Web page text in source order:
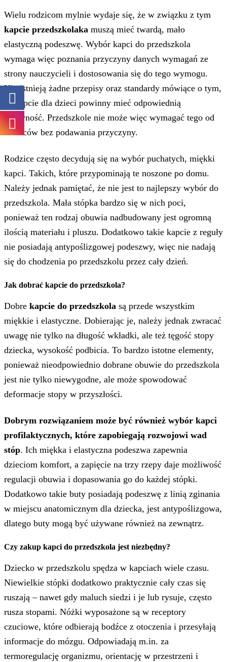
Wielu rodzicom mylnie wydaje się, że w związku z tym
kapcie przedszkolaka muszą mieć twardą, mało
elastyczną podeszwę. Wybór kapci do przedszkola
wymaga więc poznania przyczyny danych wymagań ze
strony nauczycieli i dostosowania się do tego wymogu.
Nie istnieją żadne przepisy oraz standardy mówiące o tym,
że kapcie dla dzieci powinny mieć odpowiednią
sztywność. Przedszkole nie może więc wymagać tego od
rodziców bez podawania przyczyny.
Rodzice często decydują się na wybór puchatych, miękki
kapci. Takich, które przypominają te noszone po domu.
Należy jednak pamiętać, że nie jest to najlepszy wybór do
przedszkola. Mała stópka bardzo się w nich poci,
ponieważ ten rodzaj obuwia nadbudowany jest ogromną
ilością materiału i pluszu. Dodatkowo takie kapcie z reguły
nie posiadają antypoślizgowej podeszwy, więc nie nadają
się do chodzenia po przedszkolu przez cały dzień.
Jak dobrać kapcie do przedszkola?
Dobre kapcie do przedszkola są przede wszystkim
miękkie i elastyczne. Dobierając je, należy jednak zwracać
uwagę nie tylko na długość wkładki, ale też tęgość stopy
dziecka, wysokość podbicia. To bardzo istotne elementy,
ponieważ nieodpowiednio dobrane obuwie do przedszkola
jest nie tylko niewygodne, ale może spowodować
deformacje stopy w przyszłości.
Dobrym rozwiązaniem może być również wybór kapci
profilaktycznych, które zapobiegają rozwojowi wad
stóp. Ich miękka i elastyczna podeszwa zapewnia
dzieciom komfort, a zapięcie na trzy rzepy daje możliwość
regulacji obuwia i dopasowania go do każdej stópki.
Dodatkowo takie buty posiadają podeszwę z linią zginania
w miejscu anatomicznym dla dziecka, jest antypoślizgowa,
dlatego buty mogą być używane również na zewnątrz.
Czy zakup kapci do przedszkola jest niezbędny?
Dziecko w przedszkolu spędza w kapciach wiele czasu.
Niewielkie stópki dodatkowo praktycznie cały czas się
ruszają – nawet gdy maluch siedzi i je lub rysuje, często
rusza stopami. Nóżki wyposażone są w receptory
czuciowe, które odbierają bodźce z otoczenia i przesyłają
informacje do mózgu. Odpowiadają m.in. za
termoregulację organizmu, orientację w przestrzeni i